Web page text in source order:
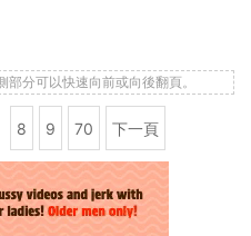
分可以快速向前或向後翻頁。
8 9 70 下一頁